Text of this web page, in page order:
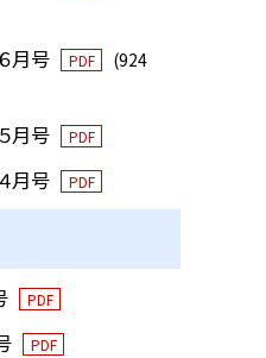
月号 PDF
(924
月号 PDF
月号 PDF
PDF
PDF